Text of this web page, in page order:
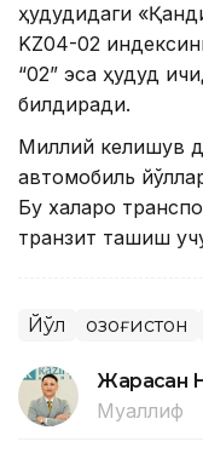
ҳудудидаги
KZ04-02
“02” эса ҳудуд
билдиради.
Миллий келишув
автомобиль
Бу халқаро
транзит ташиш
Йўл Қозоғистон
Жарасқан
Муаллиф